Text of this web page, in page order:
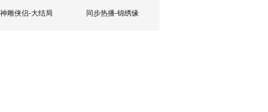
神雕侠侣-大结局 同步热播-锦绣缘